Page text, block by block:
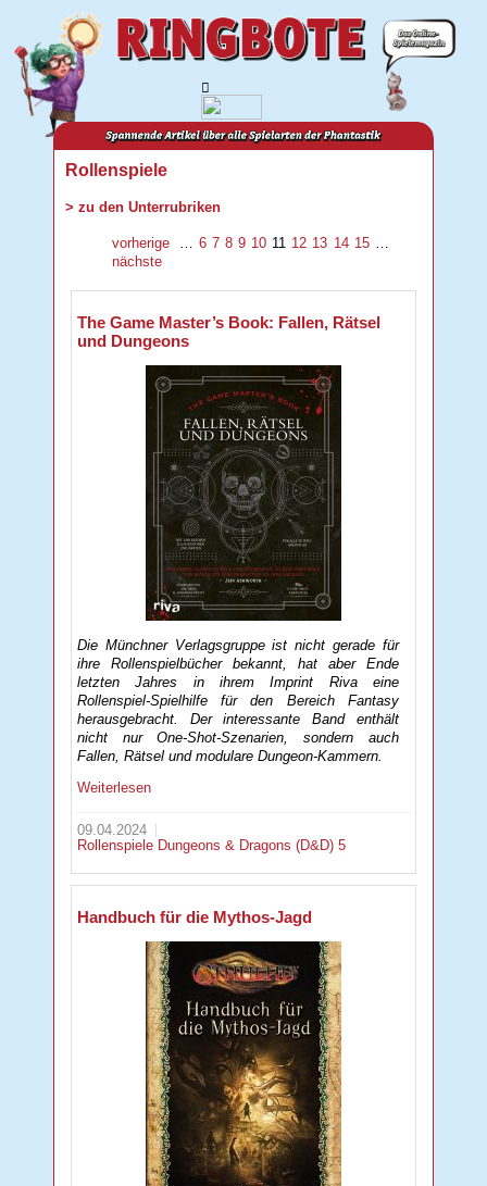
Rollenspiele
> zu den Unterrubriken
vorherige … 6 7 8 9 10 11 12 13 14 15 …
nächste
The Game Master’s Book: Fallen, Rätsel
und Dungeons
Die Münchner Verlagsgruppe ist nicht gerade für
ihre Rollenspielbücher bekannt, hat aber Ende
letzten Jahres in ihrem Imprint Riva eine
Rollenspiel-Spielhilfe für den Bereich Fantasy
herausgebracht. Der interessante Band enthält
nicht nur One-Shot-Szenarien, sondern auch
Fallen, Rätsel und modulare Dungeon-Kammern.
Weiterlesen
09.04.2024
Rollenspiele Dungeons & Dragons (D&D) 5
Handbuch für die Mythos-Jagd